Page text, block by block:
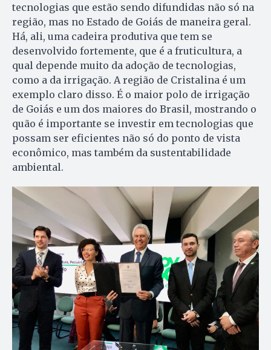
tecnologias que estão sendo difundidas não só na
região, mas no Estado de Goiás de maneira geral.
Há, ali, uma cadeira produtiva que tem se
desenvolvido fortemente, que é a fruticultura, a
qual depende muito da adoção de tecnologias,
como a da irrigação. A região de Cristalina é um
exemplo claro disso. É o maior polo de irrigação
de Goiás e um dos maiores do Brasil, mostrando o
quão é importante se investir em tecnologias que
possam ser eficientes não só do ponto de vista
econômico, mas também da sustentabilidade
ambiental.